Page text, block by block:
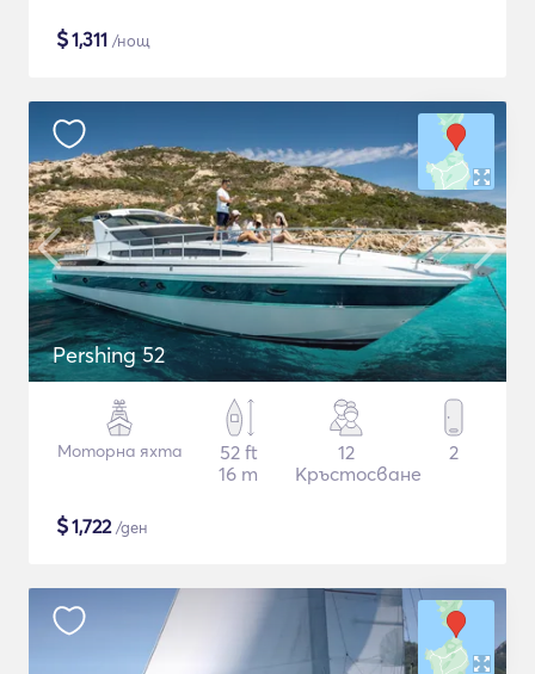
$1,311 /нощ
Pershing 52
Моторна яхта
52 ft
16 m
12
Кръстосване
2
$1,722/ден